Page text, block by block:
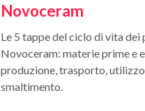
Novoceram
Le 5 tappe del ciclo di vita
Novoceram: materie prime e
produzione, trasporto,
smaltimento.